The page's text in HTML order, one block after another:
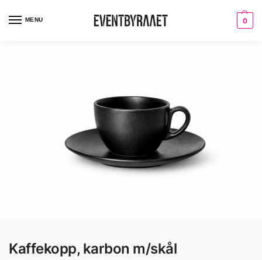
MENU 0
Kaffekopp, karbon m/skål